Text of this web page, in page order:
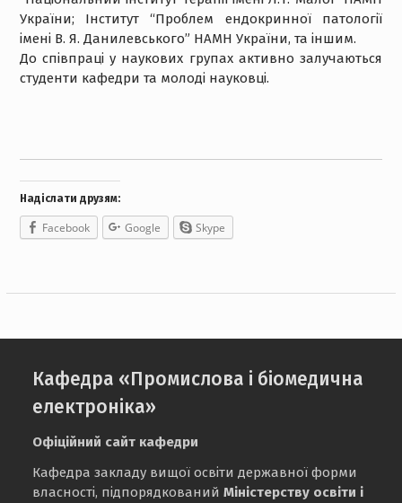
України; Інститут “Проблем ендокринної патології
імені В. Я. Данилевського” НАМН України, та іншим.
До співпраці у наукових групах активно залучаються
студенти кафедри та молоді науковці.
Надіслати друзям:
Facebook Google Skype
Кафедра «Промислова і біомедична
електроніка»
Офіційний сайт кафедри
Кафедра закладу вищої освіти державної форми
власності, підпорядкованийМіністерству освіти і